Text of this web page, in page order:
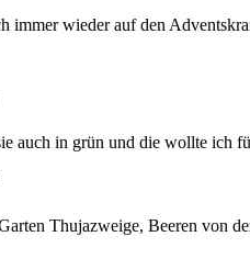
immer wieder auf den
auch in grün und die wollte ich
Thujazweige, Beeren von